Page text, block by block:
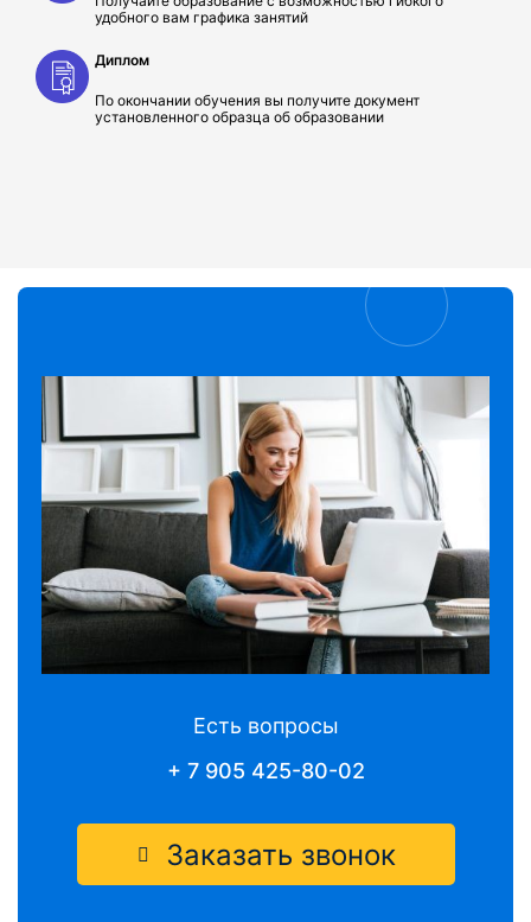
удобного вам графика занятий
Диплом
По окончании обучения вы получите документ
установленного образца об образовании
Есть вопросы
+ 7 905 425-80-02
Заказать звонок